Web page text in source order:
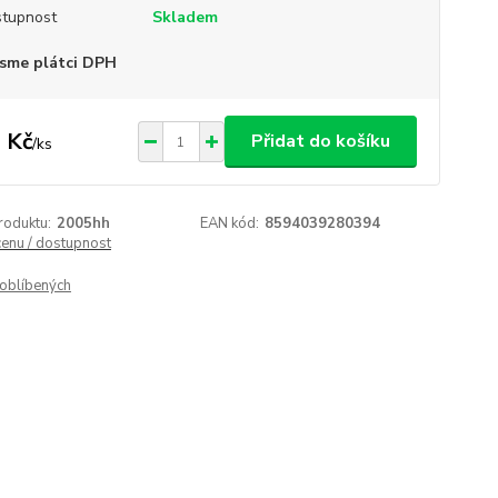
Skladem
plátci DPH
Kč/ks Přidat do košíku
2005hh EAN kód: 8594039280394
/ dostupnost